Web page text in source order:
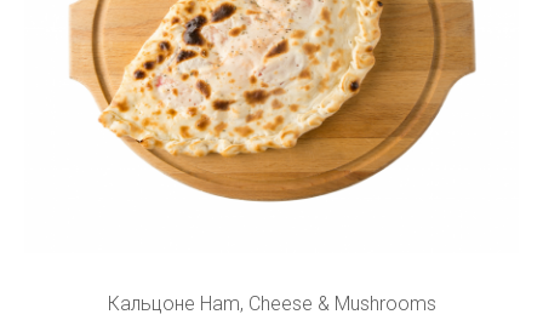
Кальцоне Ham, Cheese & Mushrooms